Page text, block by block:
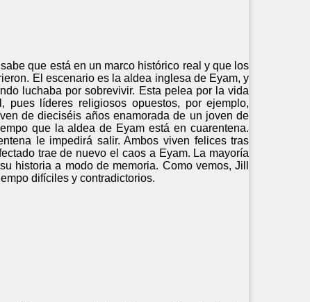
que está en un marco histórico real y que los
El escenario es la aldea inglesa de Eyam, y
luchaba por sobrevivir. Esta pelea por la vida
pues líderes religiosos opuestos, por ejemplo,
de dieciséis años enamorada de un joven de
que la aldea de Eyam está en cuarentena.
le impedirá salir. Ambos viven felices tras
trae de nuevo el caos a Eyam. La mayoría
historia a modo de memoria. Como vemos, Jill
difíciles y contradictorios.